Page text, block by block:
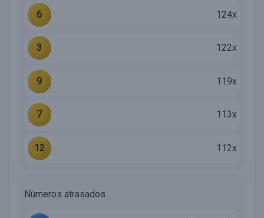
6 124x
3 122x
9 119x
7 113x
12 112x
Números atrasados